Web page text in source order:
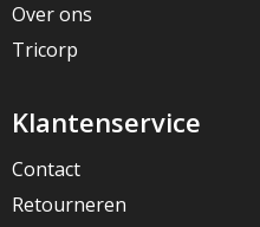
Over ons
Tricorp
Klantenservice
Contact
Retourneren